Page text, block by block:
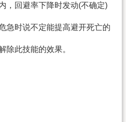
，回避率下降时发动(不确定)
急时说不定能提高避开死亡的
除此技能的效果。